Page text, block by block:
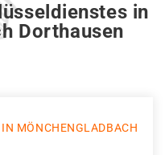
in
Dorthausen
MÖNCHENGLADBACH